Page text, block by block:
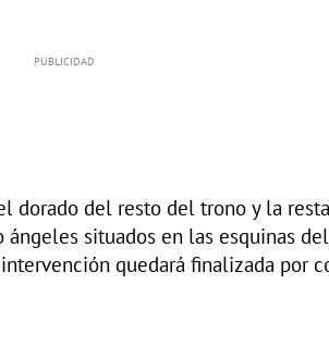
dorado del resto del trono y la
situados en las esquinas
quedará finalizada por